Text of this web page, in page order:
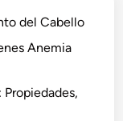
del Cabello
Anemia